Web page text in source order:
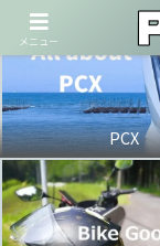
PCX
メニュー